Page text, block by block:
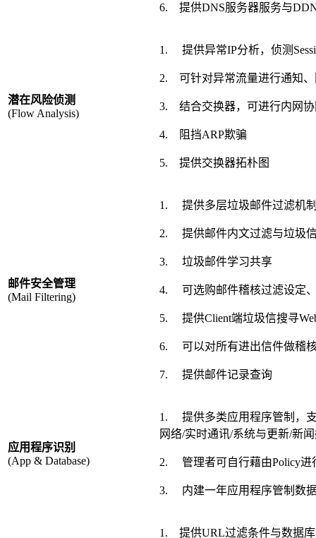
6. 提供DNS服务器服务与
潜在风险侦测
(Flow Analysis)
1. 提供异常IP分析，侦测
2. 可针对异常流量进行通知、
3. 结合交换器，可进行内网协
4. 阻挡ARP欺骗
5. 提供交换器拓朴图
邮件安全管理
(Mail Filtering)
1. 提供多层垃圾邮件过滤机
2. 提供邮件内文过滤与垃圾
3. 垃圾邮件学习共享
4. 可选购邮件稽核过滤设定
5. 提供Client端垃圾信搜寻
6. 可以对所有进出信件做稽
7. 提供邮件记录查询
应用程序识别
(App & Database)
1. 提供多类应用程序管制，支
网络/实时通讯/系统与更新/新
2. 管理者可自行藉由Policy进
3. 内建一年应用程序管制数
1. 提供URL过滤条件与数据